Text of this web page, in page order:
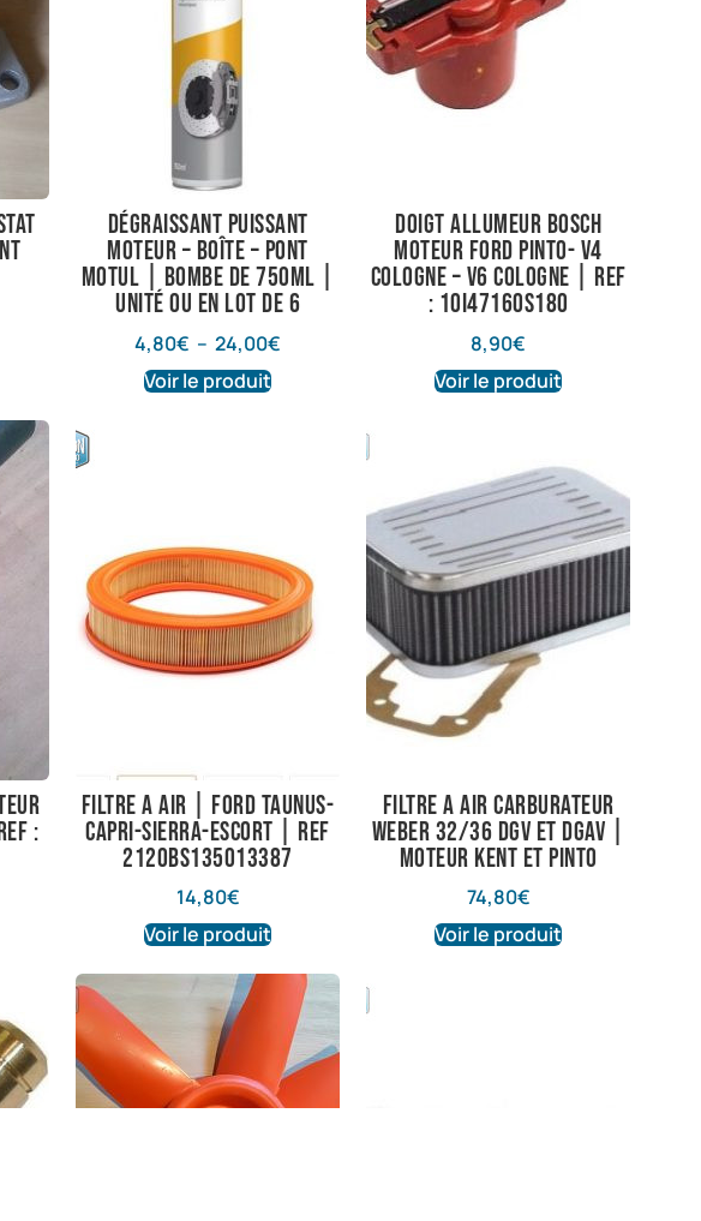
Dégraissant puissant
Moteur – Boîte – Pont
Motul | Bombe de 750ml |
Unité ou en lot de 6
4,80€ – 24,00€
Voir le produit
Doigt allumeur Bosch
Moteur Ford pinto- V4
Cologne – V6 Cologne | Ref
: 10i47160S180
8,90€
Voir le produit
:
Filtre a air | Ford Taunus-
Capri-Sierra-Escort | Ref
2120BS135013387
14,80€
Voir le produit
Filtre a air carburateur
Weber 32/36 DGV et DGAV |
Moteur Kent et Pinto
74,80€
Voir le produit